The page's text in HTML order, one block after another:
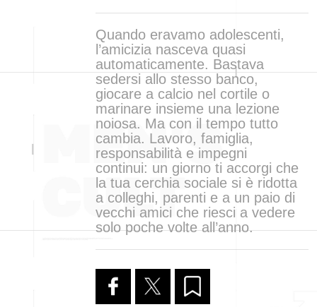
Quando eravamo adolescenti,
l’amicizia nasceva quasi
automaticamente. Bastava
sedersi allo stesso banco,
giocare a calcio nel cortile o
marinare insieme una lezione
noiosa. Ma con il tempo tutto
cambia. Lavoro, famiglia,
responsabilità e impegni
continui: un giorno ti accorgi che
la tua cerchia sociale si è ridotta
a colleghi, parenti e a un paio di
vecchi amici che riesci a vedere
solo poche volte all’anno.